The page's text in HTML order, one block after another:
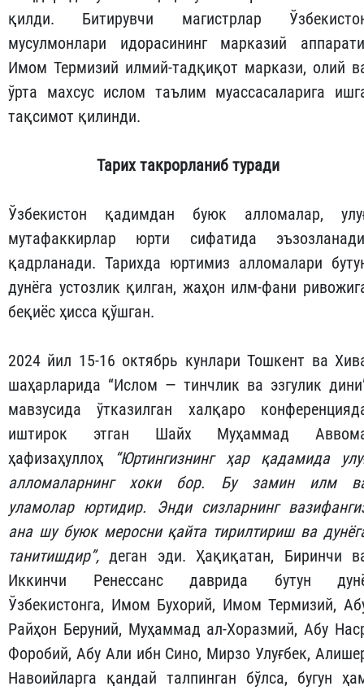
қилди. Битирувчи магистрлар
мусулмонлари идорасининг марказий
Имом Термизий илмий-тадқиқот маркази, олий
ўрта махсус ислом таълим муассасаларига
тақсимот қилинди.
Тарих такрорланиб туради
Ўзбекистон қадимдан буюк алломалар,
мутафаккирлар юрти сифатида
қадрланади. Тарихда юртимиз алломалари
дунёга устозлик қилган, жаҳон илм-фани
беқиёс ҳисса қўшган.
2024 йил 15-16 октябрь кунлари Тошкент ва
шаҳарларида “Ислом — тинчлик ва эзгулик
мавзусида ўтказилган халқаро
иштирок этган Шайх Муҳаммад
ҳафизаҳуллоҳ
“Юртингизнинг ҳар қадамида
алломаларнинг
хоки бор. Бу замин илм
уламолар юртидир. Энди сизларнинг
ана шу буюк меросни қайта тирилтириш ва
танитишдир”, деган эди. Ҳақиқатан, Биринчи
Иккинчи Ренессанс даврида бутун
Ўзбекистонга, Имом Бухорий, Имом Термизий,
Райҳон Беруний, Муҳаммад ал-Хоразмий, Абу
Форобий, Абу Али ибн Сино, Мирзо Улуғбек,
Навоийларга қандай талпинган бўлса, бугун